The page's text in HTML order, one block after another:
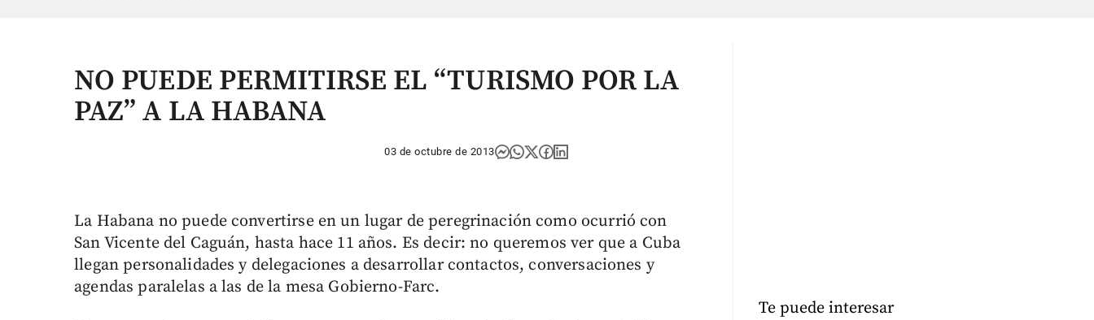
NO PUEDE PERMITIRSE EL “TURISMO POR LA
PAZ” A LA HABANA
03 de octubre de 2013
La Habana no puede convertirse en un lugar de peregrinación como ocurrió con
San Vicente del Caguán, hasta hace 11 años. Es decir: no queremos ver que a Cuba
llegan personalidades y delegaciones a desarrollar contactos, conversaciones y
agendas paralelas a las de la mesa Gobierno-Farc.
Te puede interesar